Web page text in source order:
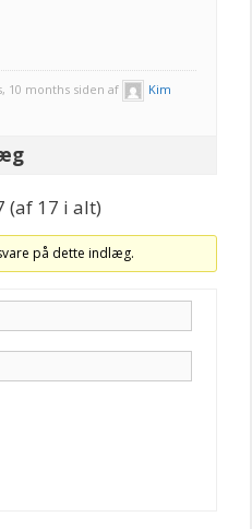
10 months siden af
Kim
(af 17 i alt)
på dette indlæg.